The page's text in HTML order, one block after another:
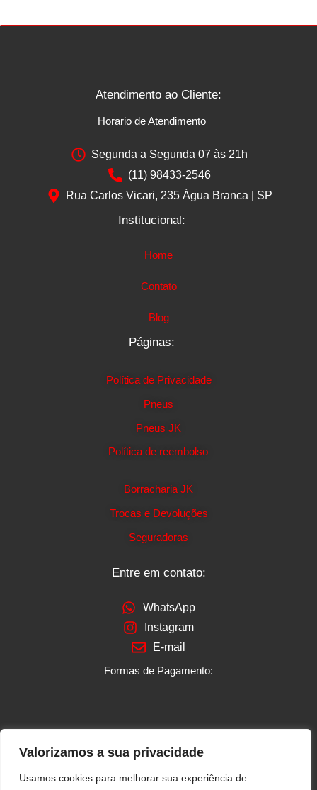
Valorizamos a sua privacidade
Usamos cookies para melhorar sua experiência de
Atendimento ao Cliente:
Horario de Atendimento
Segunda a Segunda 07 às 21h
(11) 98433-2546
Rua Carlos Vicari, 235 Água Branca | SP
Institucional:
Home
Contato
Blog
Páginas:
Política de Privacidade
Pneus
Pneus JK
Política de reembolso
Borracharia JK
Trocas e Devoluções
Seguradoras
Entre em contato:
WhatsApp
Instagram
E-mail
Formas de Pagamento:
Loja Verificada: